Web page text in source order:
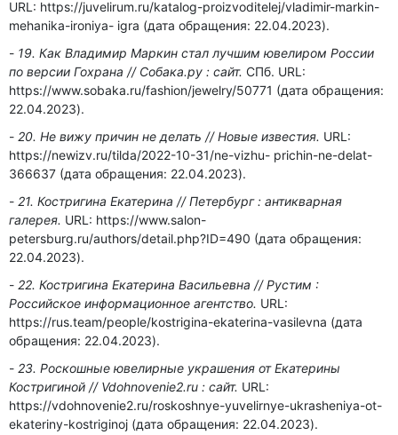
URL: https://juvelirum.ru/katalog-proizvoditelej/vladimir-markin-
mehanika-ironiya- igra (дата обращения: 22.04.2023).
19. Как Владимир Маркин стал лучшим ювелиром России
по версии Гохрана // Собака.ру : сайт. СПб. URL:
https://www.sobaka.ru/fashion/jewelry/50771 (дата обращения:
22.04.2023).
20. Не вижу причин не делать // Новые известия. URL:
https://newizv.ru/tilda/2022-10-31/ne-vizhu- prichin-ne-delat-
366637 (дата обращения: 22.04.2023).
21. Костригина Екатерина // Петербург : антикварная
галерея. URL: https://www.salon-
petersburg.ru/authors/detail.php?ID=490 (дата обращения:
22.04.2023).
22. Костригина Екатерина Васильевна // Рустим :
Российское информационное агентство. URL:
https://rus.team/people/kostrigina-ekaterina-vasilevna (дата
обращения: 22.04.2023).
23. Роскошные ювелирные украшения от Екатерины
Костригиной // Vdohnovenie2.ru : сайт. URL:
https://vdohnovenie2.ru/roskoshnye-yuvelirnye-ukrasheniya-ot-
ekateriny-kostriginoj (дата обращения: 22.04.2023).